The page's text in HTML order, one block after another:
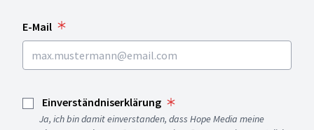
E-Mail
Einverständniserklärung
Ja, ich bin damit einverstanden, dass Hope Media meine